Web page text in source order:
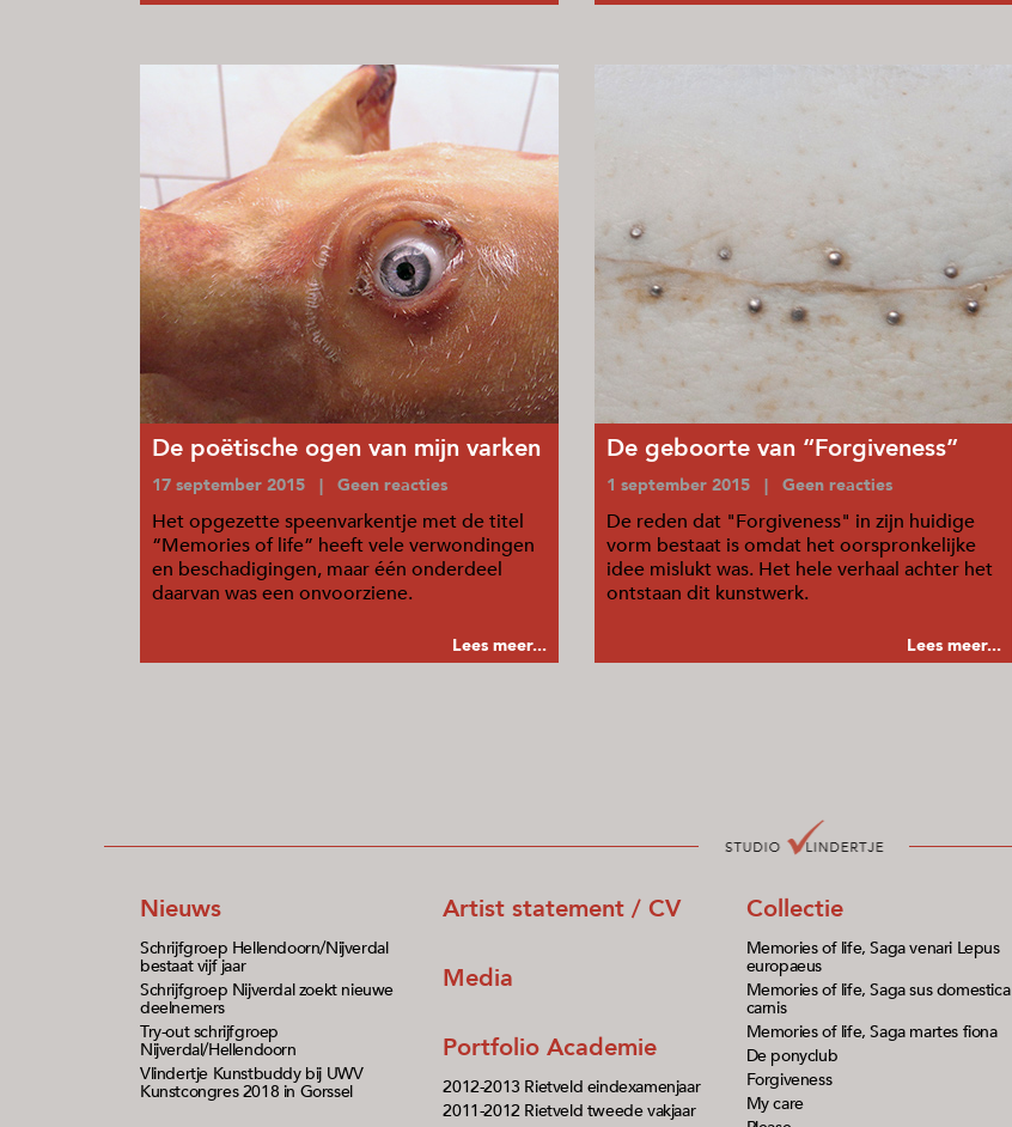
De poëtische ogen van mijn varken
17 september 2015 | Geen reacties
Het opgezette speenvarkentje met de titel
“Memories of life” heeft vele verwondingen
en beschadigingen, maar één onderdeel
daarvan was een onvoorziene.
Lees meer...
De geboorte van “Forgiveness”
1 september 2015 | Geen reacties
De reden dat "Forgiveness" in zijn huidige
vorm bestaat is omdat het oorspronkelijke
idee mislukt was. Het hele verhaal achter het
ontstaan dit kunstwerk.
Lees meer...
Nieuws
Schrijfgroep Hellendoorn/Nijverdal
bestaat vijf jaar
Schrijfgroep Nijverdal zoekt nieuwe
deelnemers
Try-out schrijfgroep
Nijverdal/Hellendoorn
Vlindertje Kunstbuddy bij UWV
Kunstcongres 2018 in Gorssel
Artist statement / CV
Media
Portfolio Academie
2012-2013 Rietveld eindexamenjaar
2011-2012 Rietveld tweede vakjaar
Collectie
Memories of life, Saga venari Lepus
europaeus
Memories of life, Saga sus domestica
carnis
Memories of life, Saga martes fiona
De ponyclub
Forgiveness
My care